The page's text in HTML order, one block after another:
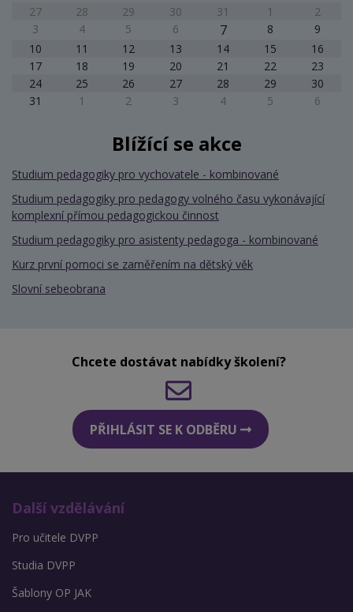
27
28 29 30 31 1
2
3
4 5 6 7 8
9
10
11 12 13 14 15
16
17
18 19 20 21 22
23
24
25 26 27 28 29
30
31
1 2 3 4 5 6
Blížící se akce
Studium pedagogiky pro vychovatele - kombinované
Studium pedagogiky pro pedagogy volného času vykonávající
komplexní přímou pedagogickou činnost
Studium pedagogiky pro asistenty pedagoga - kombinované
Kurz první pomoci se zaměřením na dětský věk
Slovní sebeobrana
Chcete dostávat nabídky školení?
PŘIHLÁSIT SE K ODBĚRU
Další vzdělávání
Pro učitele DVPP
Studia DVPP
Šablony OP JAK